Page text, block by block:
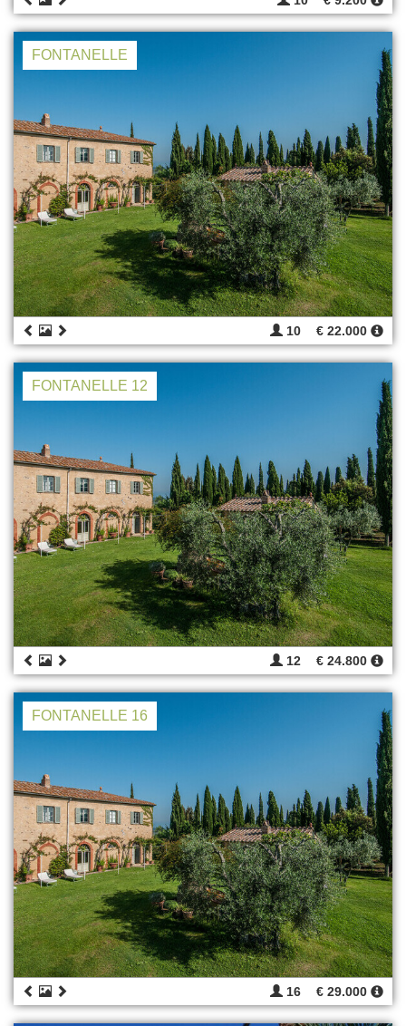
FONTANELLE
10 € 22.000
FONTANELLE 12
12 € 24.800
FONTANELLE 16
16 € 29.000